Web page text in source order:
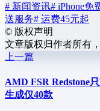
# 新闻资讯# iPhone免
送服务# 运费45元起
© 版权声明
文章版权归作者所有
上一篇
AMD FSR Redstone
生成仅40款